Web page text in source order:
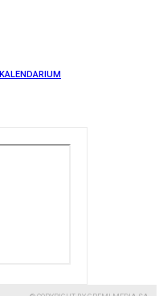
KALENDARIUM